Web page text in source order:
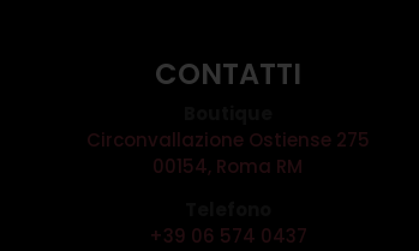
CONTATTI
Circonvallazione Ostiense 275
00154, Roma RM
+39 06 574 0437